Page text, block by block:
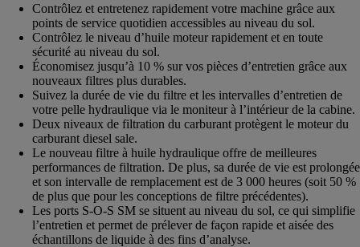
Contrôlez et entretenez rapidement votre machine grâce aux
points de service quotidien accessibles au niveau du sol.
Contrôlez le niveau d’huile moteur rapidement et en toute
sécurité au niveau du sol.
Économisez jusqu’à 10 % sur vos pièces d’entretien grâce aux
nouveaux filtres plus durables.
Suivez la durée de vie du filtre et les intervalles d’entretien de
votre pelle hydraulique via le moniteur à l’intérieur de la cabine.
Deux niveaux de filtration du carburant protègent le moteur du
carburant diesel sale.
Le nouveau filtre à huile hydraulique offre de meilleures
performances de filtration. De plus, sa durée de vie est prolongée
et son intervalle de remplacement est de 3 000 heures (soit 50 %
de plus que pour les conceptions de filtre précédentes).
Les ports S-O-S SM se situent au niveau du sol, ce qui simplifie
l’entretien et permet de prélever de façon rapide et aisée des
échantillons de liquide à des fins d’analyse.